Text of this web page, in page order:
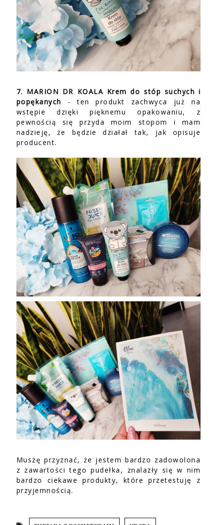
7. MARION DR KOALA Krem do stóp suchych i
popękanych - ten produkt zachwyca już na
wstępie dzięki pięknemu opakowaniu, z
pewnością się przyda moim stopom i mam
nadzieję, że będzie działał tak, jak opisuje
producent.
Muszę przyznać, że jestem bardzo zadowolona
z zawartości tego pudełka, znalazły się w nim
bardzo ciekawe produkty, które przetestuję z
przyjemnością.